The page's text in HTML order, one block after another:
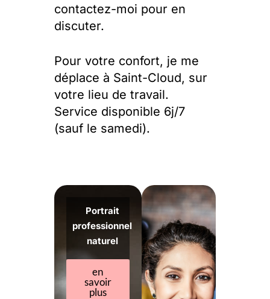
contactez-moi pour en
discuter.
Pour votre confort, je me
déplace à Saint-Cloud, sur
votre lieu de travail.
Service disponible 6j/7
(sauf le samedi).
Portrait
professionnel
naturel
en
savoir
plus